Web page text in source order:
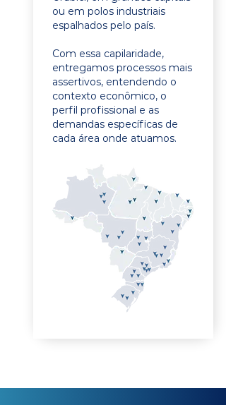
ou em polos industriais
espalhados pelo país.
Com essa capilaridade,
entregamos processos mais
assertivos, entendendo o
contexto econômico, o
perfil profissional e as
demandas específicas de
cada área onde atuamos.